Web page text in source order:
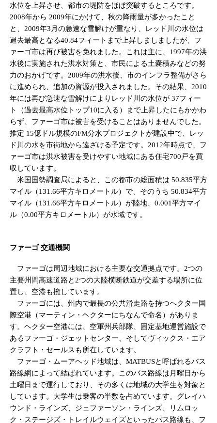
水位を上昇させ、都市の堤防をほぼ突破するところです。
2008年から 2009年にかけて、秋の降雨量が多かったこと
と、2009年3月の急速な雪解けが重なり、レッド川の水位は
過去最高となる40.84フィートまで上昇しましましたが、フ
ァーゴ市は再び被害を免れました。これは主に、1997年の洪
水後に実施された洪水対策と、市民による土嚢積みなどの努
力のおかげです。2009年の洪水後、市のインフラ整備がさら
に進められ、追加の資源が投入されました。その結果、2010
年には再び急速な雪解けによりレッド川の水位が 37フィー
ト（過去最高水位トップ10に入る）まで上昇したにもかかわ
らず、ファーゴ市は被害を受けることはありませんでした。
推定 15億ドル規模のFM分水プロジェクトが建設中で、レッ
ド川の水を市街地から遠ざける予定です。2012年時点で、フ
ァーゴ市は洪水被害を受けやすい地域にある住宅700戸を買
収しています。
米国国勢調査局によると、この都市の総面積は 50.835平方
マイル（131.66平方キロメートル）で、そのうち 50.834平方
マイル（131.66平方キロメートル）が陸地、0.001平方マイ
ル（0.00平方キロメートル）が水域です。
ファーゴ 交通機関
ファーゴは周辺地域における主要な交通拠点です。2つの
主要州間高速道路と2つの大陸横断鉄道が交差する場所に位
置し、空港も擁しています。
ファーゴには、州内で最長の公共滑走路を持つヘクター国
際空港（マーティン・ヘクターにちなんで命名）がありま
す。ヘクター空港には、空軍州兵部隊、固定基地運営施設で
あるファーゴ・ジェットセンター、そしてヴィックス・エア
クラフト・セールスも所在しています。
ファーゴ・ムーアヘッド地域は、MATBUSと呼ばれるバス
路線網によって結ばれています。このバス路線は月曜日から
土曜日まで運行しており、その多くは地域の大学生を対象と
しています。大学生は乗客の半数を占めています。グレイハ
ウンド・ラインズ、ジェファーソン・ラインズ、リムロッ
ク・ステージズ・トレイルウェイズといったバス路線も、フ